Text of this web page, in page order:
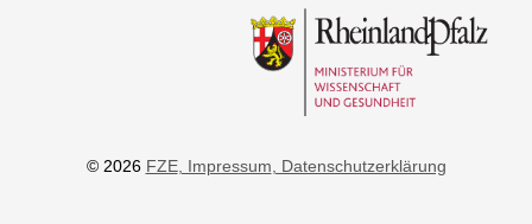
© 2026 FZE, Impressum, Datenschutzerklärung